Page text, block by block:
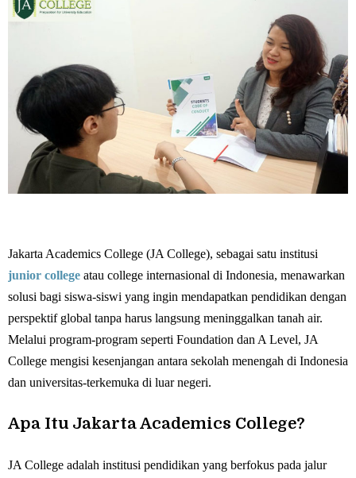
Jakarta Academics College (JA College), sebagai satu institusi
junior college atau college internasional di Indonesia, menawarkan
solusi bagi siswa-siswi yang ingin mendapatkan pendidikan dengan
perspektif global tanpa harus langsung meninggalkan tanah air.
Melalui program‐program seperti Foundation dan A Level, JA
College mengisi kesenjangan antara sekolah menengah di Indonesia
dan universitas‐terkemuka di luar negeri.
Apa Itu Jakarta Academics College?
JA College adalah institusi pendidikan yang berfokus pada jalur